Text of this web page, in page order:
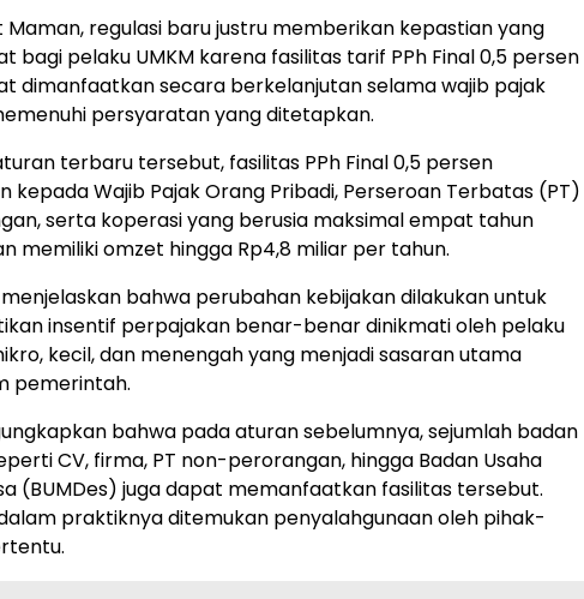
Maman, regulasi baru justru memberikan kepastian yang
bagi pelaku UMKM karena fasilitas tarif PPh Final 0,5 persen
dimanfaatkan secara berkelanjutan selama wajib pajak
persyaratan yang ditetapkan.
terbaru tersebut, fasilitas PPh Final 0,5 persen
kepada Wajib Pajak Orang Pribadi, Perseroan Terbatas (PT)
serta koperasi yang berusia maksimal empat tahun
memiliki omzet hingga Rp4,8 miliar per tahun.
bahwa perubahan kebijakan dilakukan untuk
insentif perpajakan benar-benar dinikmati oleh pelaku
kecil, dan menengah yang menjadi sasaran utama
pemerintah.
bahwa pada aturan sebelumnya, sejumlah badan
CV, firma, PT non-perorangan, hingga Badan Usaha
(BUMDes) juga dapat memanfaatkan fasilitas tersebut.
praktiknya ditemukan penyalahgunaan oleh pihak-